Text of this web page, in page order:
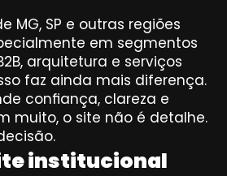
MG, SP e outras regiões
em segmentos
arquitetura e serviços
faz ainda mais diferença.
confiança, clareza e
muito, o site não é detalhe.
institucional